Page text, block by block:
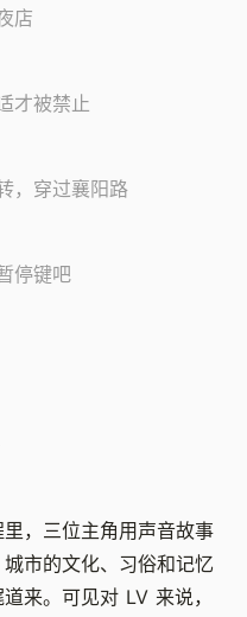
店
才被禁止
，穿过襄阳路
停键吧
，三位主角用声音故事
市的文化、习俗和记忆
来。可见对 LV 来说，